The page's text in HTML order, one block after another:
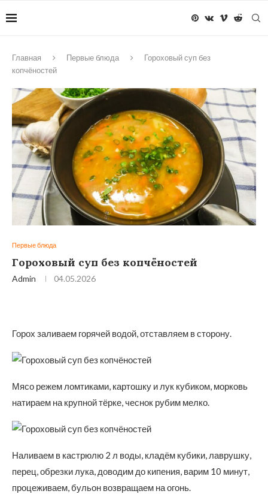
Главная Первые блюда
Гороховый суп без
копчёностей
Первые блюда
Гороховый суп без копчёностей
Admin 04.05.2026
Горох заливаем горячей водой, отставляем в сторону.
Мясо режем ломтиками, картошку и лук кубиком, морковь
натираем на крупной тёрке, чеснок рубим мелко.
Наливаем в кастрюлю 2 л воды, кладём кубики, лаврушку,
перец, обрезки лука, доводим до кипения, варим 10 минут,
процеживаем, бульон возвращаем на огонь.